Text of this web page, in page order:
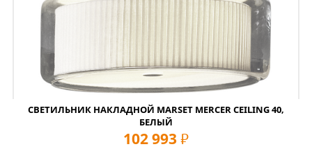
СВЕТИЛЬНИК НАКЛАДНОЙ MARSET MERCER CEILING 40,
БЕЛЫЙ
102 993 руб